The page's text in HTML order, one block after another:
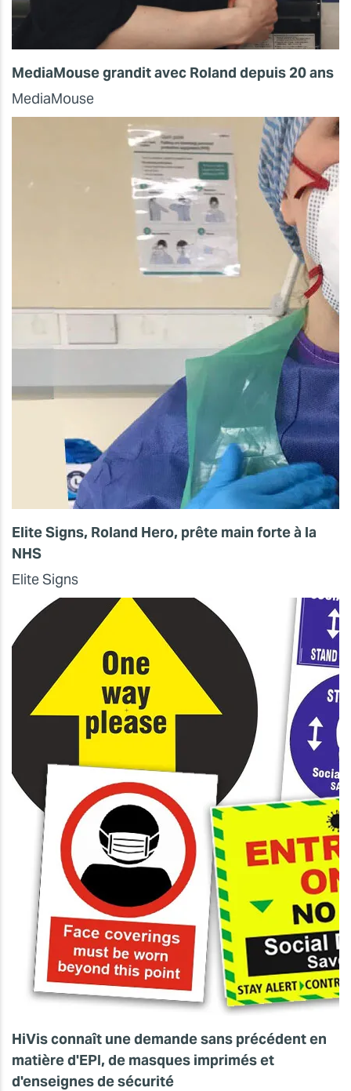
MediaMouse grandit avec Roland depuis 20 ans
MediaMouse
Elite Signs, Roland Hero, prête main forte à la
NHS
Elite Signs
HiVis connaît une demande sans précédent en
matière d'EPI, de masques imprimés et
d'enseignes de sécurité